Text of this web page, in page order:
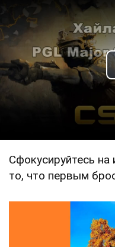
Сфокусируйтесь
то, что первым